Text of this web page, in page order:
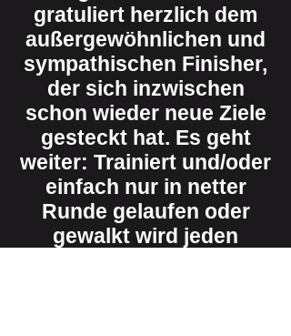
gratuliert herzlich dem
außergewöhnlichen und
sympathischen Finisher,
der sich inzwischen
schon wieder neue Ziele
gesteckt hat. Es geht
weiter: Trainiert und/oder
einfach nur in netter
Runde gelaufen oder
gewalkt wird jeden